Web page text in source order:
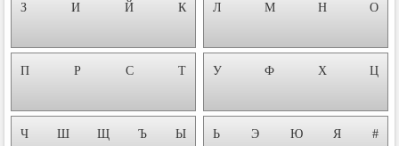
З И Й К Л М Н О
П Р С Т У Ф Х Ц
Ч Ш Щ Ъ Ы Ь Э Ю Я #